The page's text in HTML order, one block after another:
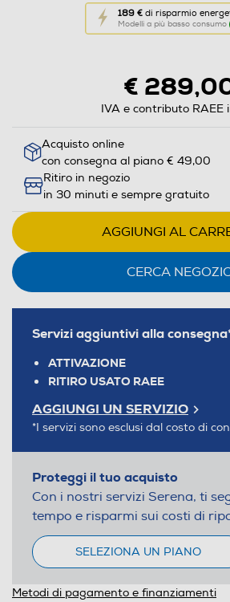
189 € di risparmio
Modelli a più basso consumo
Questa
azione
Calcolatore
energetico
di
Youreko.
€
IVA e contributo RAEE
Acquisto online
con consegna al piano € 49,00
Ritiro in negozio
in 30 minuti e sempre gratuito
AGGIUNGI AL
CERCA
Servizi aggiuntivi alla
ATTIVAZIONE
RITIRO USATO RAEE
AGGIUNGI UN SERVIZIO
*I servizi sono esclusi dal costo di
Proteggi il tuo acquisto
Con i nostri servizi Serena, ti
tempo e risparmi sui costi di
SELEZIONA UN PIANO
Metodi di pagamento e finanziamenti